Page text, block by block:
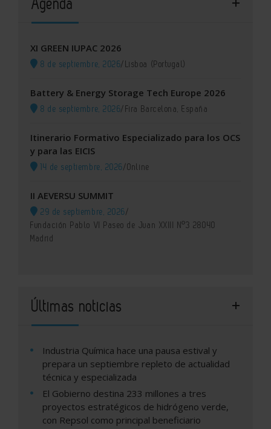
XI GREEN IUPAC 2026
8 de septiembre, 2026/Lisboa (Portugal)
Battery & Energy Storage Tech Europe 2026
8 de septiembre, 2026/Fira Barcelona, España
Itinerario Formativo Especializado para los OCS
y para las EICIS
14 de septiembre, 2026/Online
II AEVERSU SUMMIT
29 de septiembre, 2026/
Fundación Pablo VI Paseo de Juan XXIII Nº3 28040
Madrid
Últimas noticias
Industria Química hace una pausa estival y
prepara un septiembre repleto de actualidad
técnica y especializada
El Gobierno destina 233 millones a tres
proyectos estratégicos de hidrógeno verde,
con Repsol como principal beneficiario